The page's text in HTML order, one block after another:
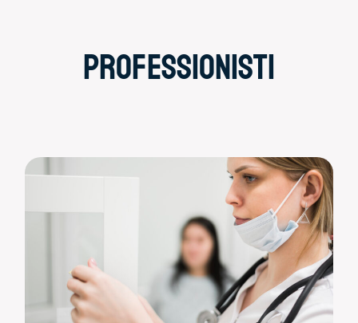
professionisti